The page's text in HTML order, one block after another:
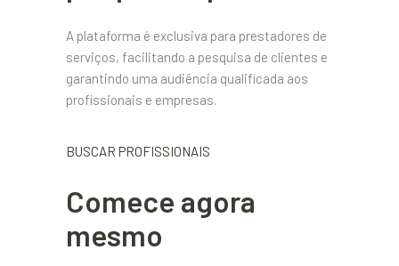
A plataforma é exclusiva para prestadores de
serviços, facilitando a pesquisa de clientes e
garantindo uma audiência qualificada aos
profissionais e empresas.
BUSCAR PROFISSIONAIS
Comece agora
mesmo